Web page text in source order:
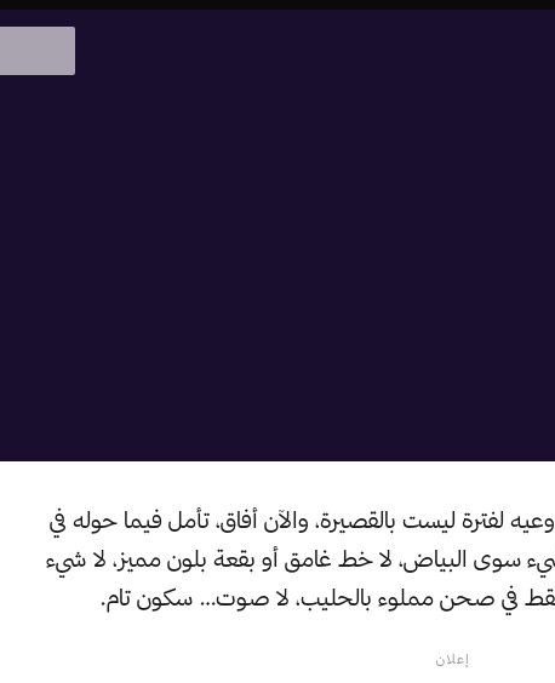
لفترة ليست بالقصيرة، والآن أفاق، تأمل فيما حوله في
سوى البياض، لا خط غامق أو بقعة بلون مميز، لا شيء
في صحن مملوء بالحليب، لا صوت… سكون تام.
إعلان